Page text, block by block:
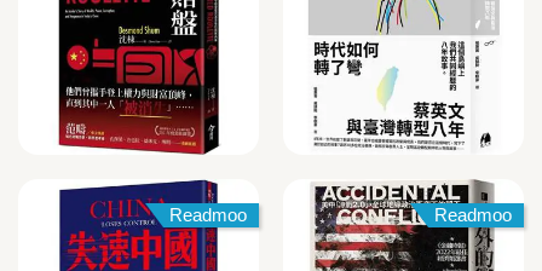
Readmoo Readmoo